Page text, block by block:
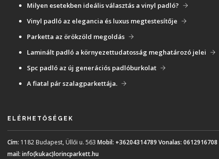
Milyen esetekben ideális választás a vinyl padló?
Vinyl padló az elegancia és luxus megtestesítője
Parketta az örökzöld megoldás
Laminált padló a környezettudatosság meghatározó jelei
Spc padló az új generációs padlóburkolat
A fiatal pár szalagparkettája.
ELÉRHETŐSÉGEK
Cím: 1182 Budapest, Üllői u. 563 Mobil: +36204314789 Vonalas: 0612916708
mail: info(kukac)lorincparkett.hu